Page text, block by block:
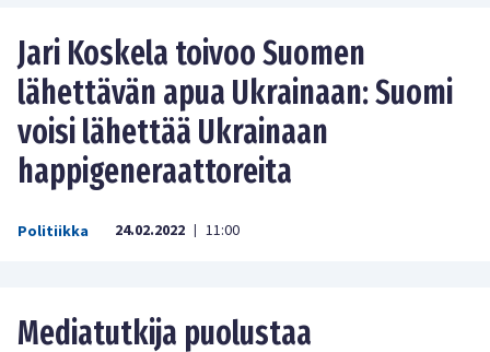
Jari Koskela toivoo Suomen
lähettävän apua Ukrainaan: Suomi
voisi lähettää Ukrainaan
happigeneraattoreita
Politiikka 24.02.2022 | 11:00
Mediatutkija puolustaa